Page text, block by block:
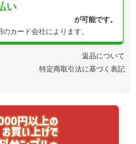
い
が可能です。
カード会社によります。
返品について
特定商取引法に基づく表記